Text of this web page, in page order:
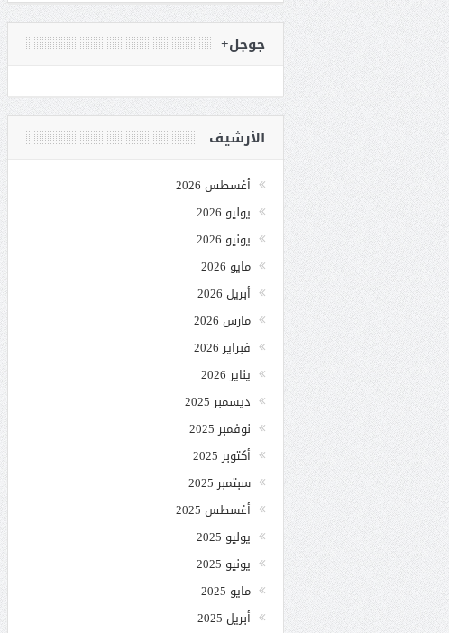
جوجل+
الأرشيف
أغسطس 2026
يوليو 2026
يونيو 2026
مايو 2026
أبريل 2026
مارس 2026
فبراير 2026
يناير 2026
ديسمبر 2025
نوفمبر 2025
أكتوبر 2025
سبتمبر 2025
أغسطس 2025
يوليو 2025
يونيو 2025
مايو 2025
أبريل 2025